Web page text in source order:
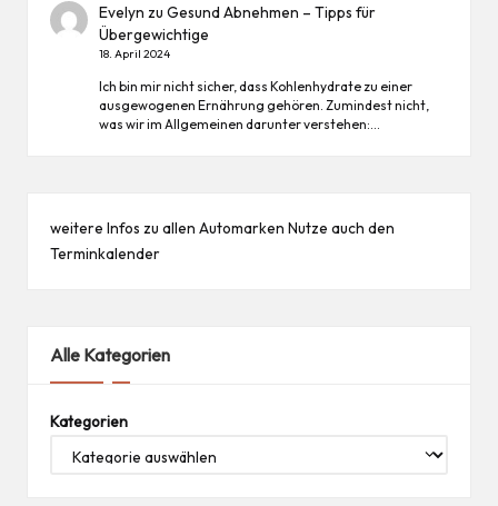
Evelyn zuGesund Abnehmen – Tipps für
Übergewichtige
18. April 2024
Ich bin mir nicht sicher, dass Kohlenhydrate zu einer
ausgewogenen Ernährung gehören. Zumindest nicht,
was wir im Allgemeinen darunter verstehen:…
weitere Infos zu allen Automarken Nutze auch den
Terminkalender
Alle Kategorien
Kategorien